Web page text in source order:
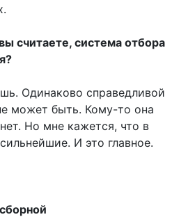
считаете, система отбора
Одинаково справедливой
может быть. Кому-то она
Но мне кажется, что в
И это главное.